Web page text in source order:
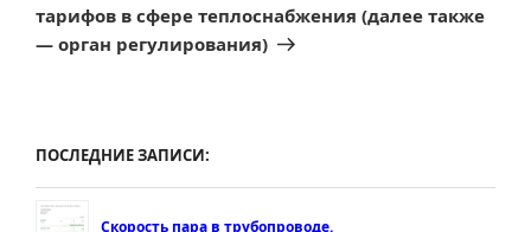
тарифов в сфере теплоснабжения (далее также
— орган регулирования)
ПОСЛЕДНИЕ ЗАПИСИ:
Скорость пара в трубопроводе.